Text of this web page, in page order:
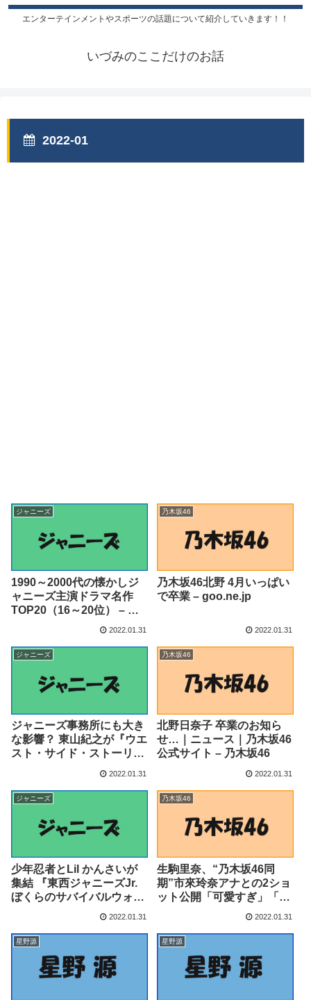
エンターテインメントやスポーツの話題について紹介していきます！！
いづみのここだけのお話
2022-01
ジャニーズ
1990～2000代の懐かしジ
ャニーズ主演ドラマ名作
TOP20（16～20位） – ラ
2022.01.31
乃木坂46
乃木坂46北野 4月いっぱい
で卒業 – goo.ne.jp
2022.01.31
ジャニーズ
ジャニーズ事務所にも大き
な影響？ 東山紀之が『ウエ
スト・サイド・ストーリ
ド） – Yahoo!ニュース –
Yahoo!ニュース
2022.01.31
乃木坂46
北野日奈子 卒業のお知ら
せ…｜ニュース｜乃木坂46
公式サイト – 乃木坂46
2022.01.31
ジャニーズ
少年忍者とLil かんさいが
集結 『東西ジャニーズJr.
ぼくらのサバイバルウォー
ズ』予告編公開（リアルサ
ス – Yahoo!ニュース
2022.01.31
乃木坂46
生駒里奈、“乃木坂46同
期”市來玲奈アナとの2ショ
ット公開「可愛すぎ」「95
年組エモい」と反響 – モデ
2022.01.31
星野源 星野源